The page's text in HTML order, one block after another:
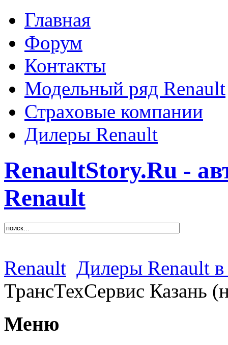
Главная
Форум
Контакты
Модельный ряд Renault
Страховые компании
Дилеры Renault
RenaultStory.Ru -
Renault
Renault Дилеры Renault в
ТрансТехСервис Казань
Меню